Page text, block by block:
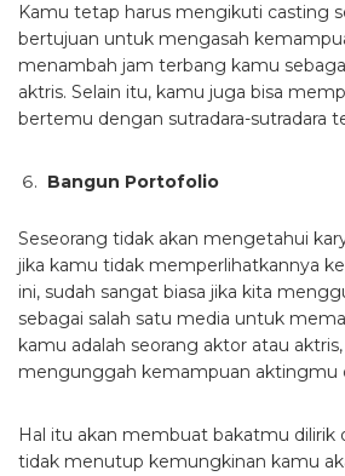
Kamu tetap harus mengikuti casting
bertujuan untuk mengasah
menambah jam terbang kamu
aktris. Selain itu, kamu juga bisa
bertemu dengan sutradara-sutradara
Bangun Portofolio
Seseorang tidak akan mengetahui
jika kamu tidak memperlihatkannya
ini, sudah sangat biasa jika kita
sebagai salah satu media untuk
kamu adalah seorang aktor atau
mengunggah kemampuan aktingmu
Hal itu akan membuat bakatmu dilirik
tidak menutup kemungkinan kamu